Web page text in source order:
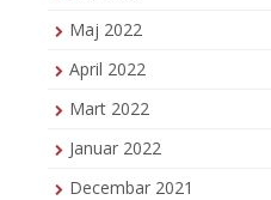
Maj 2022
April 2022
Mart 2022
Januar 2022
Decembar 2021